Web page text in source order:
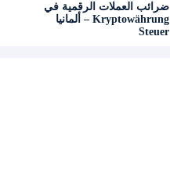
ضرائب العملات الرقمية في
ألمانيا – Kryptowährung
Steuer